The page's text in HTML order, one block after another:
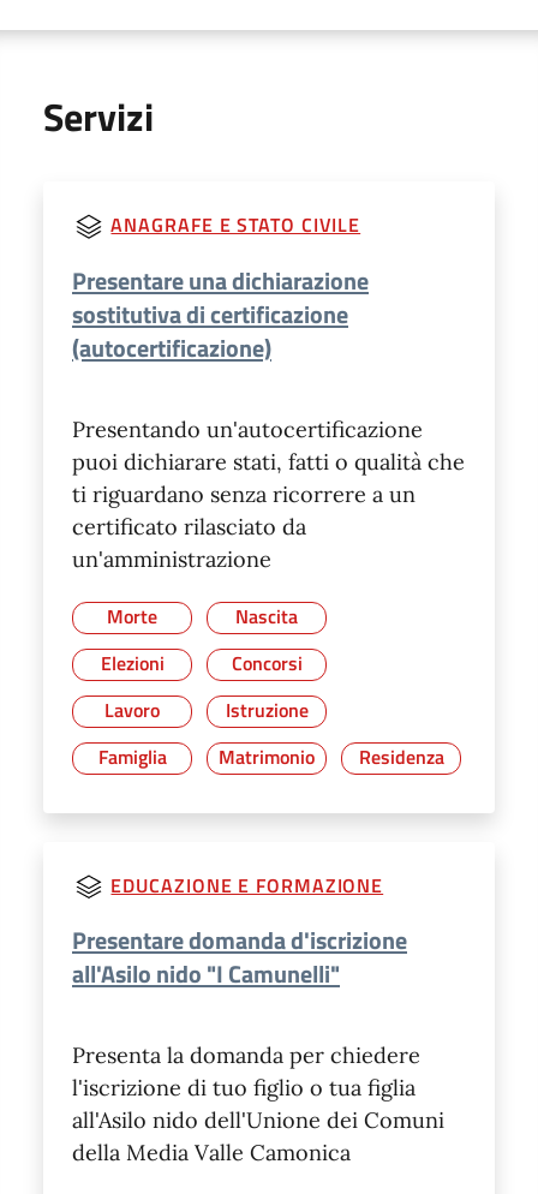
Servizi
ANAGRAFE E STATO CIVILE
Presentare una dichiarazione
sostitutiva di certificazione
(autocertificazione)
Presentando un'autocertificazione
puoi dichiarare stati, fatti o qualità che
ti riguardano senza ricorrere a un
certificato rilasciato da
un'amministrazione
Morte
Nascita
Elezioni
Concorsi
Lavoro
Istruzione
Famiglia
Matrimonio Residenza
EDUCAZIONE E FORMAZIONE
Presentare domanda d'iscrizione
all'Asilo nido "I Camunelli"
Presenta la domanda per chiedere
l'iscrizione di tuo figlio o tua figlia
all'Asilo nido dell'Unione dei Comuni
della Media Valle Camonica